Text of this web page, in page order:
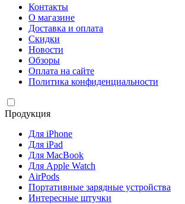
Контакты
О магазине
Доставка и оплата
Скидки
Новости
Обзоры
Оплата на сайте
Политика конфиденциальности
Продукция
Для iPhone
Для iPad
Для MacBook
Для Apple Watch
AirPods
Портативные зарядные устройства
Интересные штучки